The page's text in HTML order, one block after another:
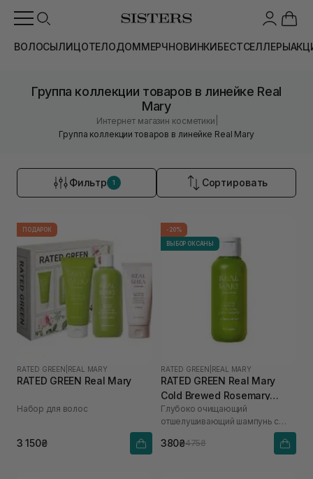
ВОЛОСЫЛИЦОТЕЛОДОММЕРЧНОВИНКИБЕСТСЕЛЛЕРЫ
Группа коллекции товаров в линейке Real
Mary
Интернет магазин косметики
Группа коллекции товаров в линейке Real Mary
Фильтр 1 Сортировать
ПОДАРОК
RATED GREEN REAL MARY
RATED GREEN Real Mary
Набор для волос
3 150₴
-20%
ВЫБОР ОКСАНЫ
RATED GREEN REAL MARY
RATED GREEN Real Mary
Cold Brewed Rosemary
Exfoliating Scalp Shampoo
100 мл
Глубоко очищающий
отшелушивающий шампунь с
380₴475₴